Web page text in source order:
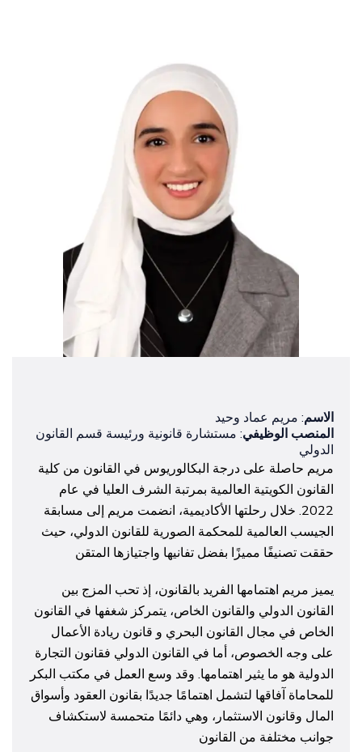
الاسم: مريم عماد وحيد
المنصب الوظيفي: مستشارة قانونية ورئيسة قسم القانون
الدولي
مريم حاصلة على درجة البكالوريوس في القانون من كلية
القانون الكويتية العالمية بمرتبة الشرف العليا في عام
2022. خلال رحلتها الأكاديمية، انضمت مريم إلى مسابقة
الجيسب العالمية للمحكمة الصورية للقانون الدولي، حيث
حققت تصنيفًا مميزًا بفضل تفانيها واجتيازها المتقن
القانون الدولي والقانون الخاص، يتمركز شغفها في القانون
الخاص في مجال القانون البحري و قانون ريادة الأعمال
على وجه الخصوص، أما في القانون الدولي فقانون التجارة
الدولية هو ما يثير اهتمامها. وقد وسع العمل في مكتب البكر
للمحاماة آفاقها لتشمل اهتمامًا جديدًا بقانون العقود وأسواق
المال وقانون الاستثمار، وهي دائمًا متحمسة لاستكشاف
جوانب مختلفة من القانون